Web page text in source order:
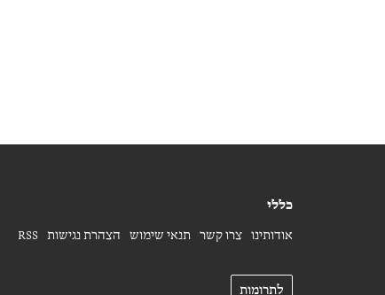
כללי
אודותינו צרו קשר תנאי שימוש הצהרת נגישות RSS
לתרומות